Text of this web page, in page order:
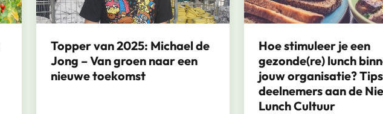
Topper van 2025: Michael de
Jong – Van groen naar een
nieuwe toekomst
Hoe stimuleer je een
gezonde(re) lunch
jouw organisatie?
deelnemers aan de
Lunch Cultuur